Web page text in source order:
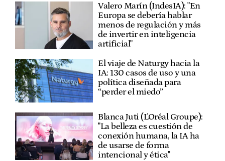
Valero Marín (IndesIA): "En
Europa se debería hablar
menos de regulación y más
de invertir en inteligencia
artificial"
El viaje de Naturgy hacia la
IA: 130 casos de uso y una
política diseñada para
“perder el miedo”
Blanca Juti (L'Oréal Groupe):
"La belleza es cuestión de
conexión humana, la IA ha
de usarse de forma
intencional y ética"